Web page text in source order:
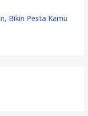
Bikin Pesta Kamu